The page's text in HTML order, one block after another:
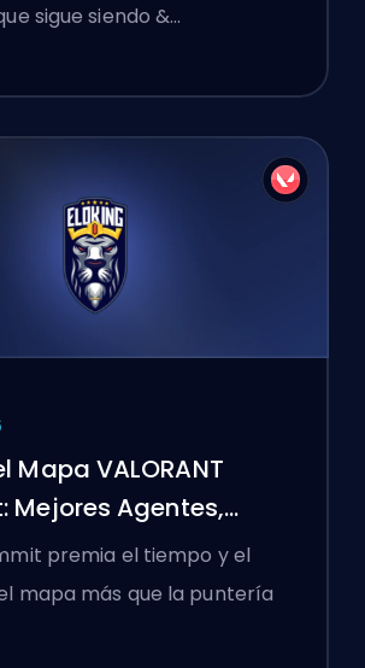
sigue siendo &…
Mapa VALORANT
Mejores Agentes,
y Humos
premia el tiempo y el
mapa más que la puntería